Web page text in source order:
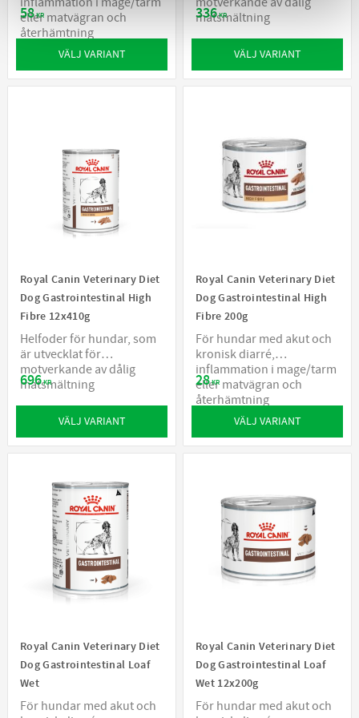
eller matvägran och
återhämtning
58KR
VÄLJ VARIANT
matsmältning
336KR
VÄLJ VARIANT
Royal Canin Veterinary Diet
Dog Gastrointestinal High
Fibre 12x410g
Helfoder för hundar, som
är utvecklat för
motverkande av dålig
matsmältning
696KR
VÄLJ VARIANT
Royal Canin Veterinary Diet
Dog Gastrointestinal High
Fibre 200g
För hundar med akut och
kronisk diarré,
inflammation i mage/tarm
eller matvägran och
återhämtning
28KR
VÄLJ VARIANT
Royal Canin Veterinary Diet
Dog Gastrointestinal Loaf
Wet
För hundar med akut och
Royal Canin Veterinary Diet
Dog Gastrointestinal Loaf
Wet 12x200g
För hundar med akut och